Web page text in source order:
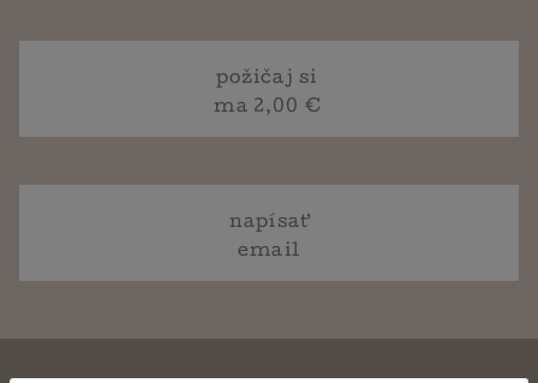
požičaj si
ma 2,00 €
napísať
email